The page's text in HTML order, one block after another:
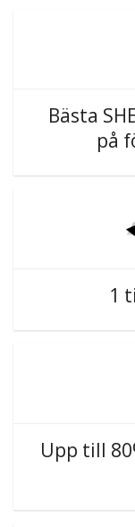
Bästa
på
1
Upp till